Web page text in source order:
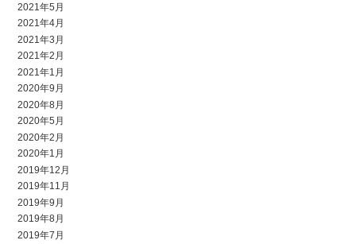
2021年5月
2021年4月
2021年3月
2021年2月
2021年1月
2020年9月
2020年8月
2020年5月
2020年2月
2020年1月
2019年12月
2019年11月
2019年9月
2019年8月
2019年7月